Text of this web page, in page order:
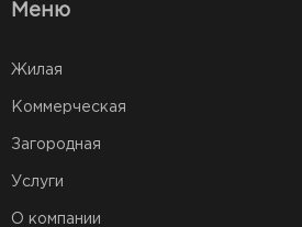
Меню
Жилая
Коммерческая
Загородная
Услуги
О компании